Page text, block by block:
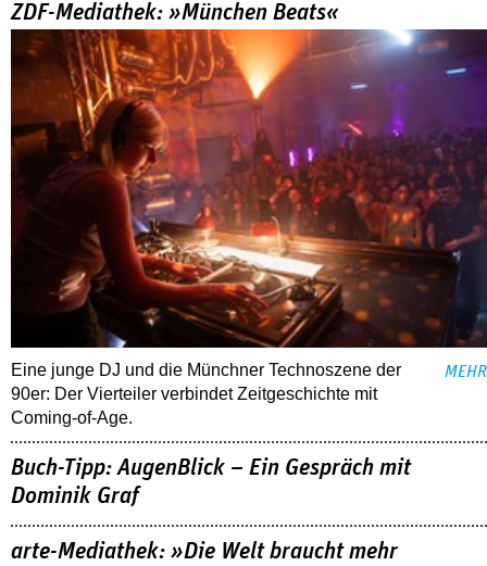
ZDF-Mediathek: »München Beats«
Eine junge DJ und die Münchner Technoszene der
90er: Der Vierteiler verbindet Zeitgeschichte mit
Coming-of-Age.
MEHR
Buch-Tipp: AugenBlick – Ein Gespräch mit
Dominik Graf
arte-Mediathek: »Die Welt braucht mehr